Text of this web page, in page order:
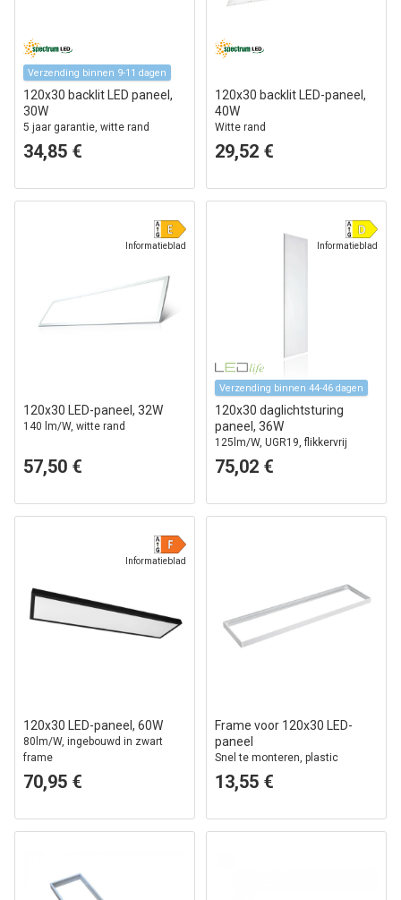
Verzending binnen 9-11 dagen
120x30 backlit LED paneel,
30W
5 jaar garantie, witte rand
34,85 €
120x30 backlit LED-paneel,
40W
Witte rand
29,52 €
Informatieblad
120x30 LED-paneel, 32W
140 lm/W, witte rand
57,50 €
Informatieblad
Verzending binnen 44-46 dagen
120x30 daglichtsturing
paneel, 36W
125lm/W, UGR19, flikkervrij
75,02 €
Informatieblad
120x30 LED-paneel, 60W
80lm/W, ingebouwd in zwart
frame
70,95 €
Frame voor 120x30 LED-
paneel
Snel te monteren, plastic
hoeken, zonder zichtbare
schroeven, witte rand
13,55 €